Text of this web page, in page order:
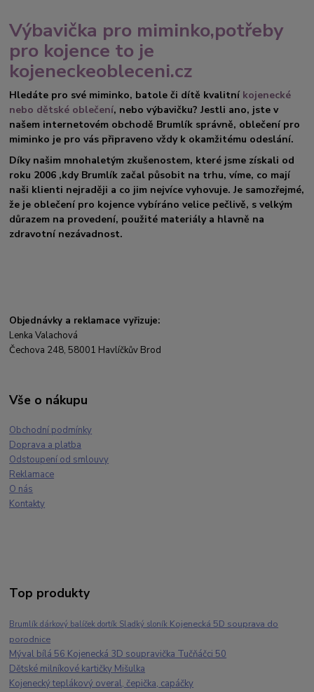
Výbavička pro miminko,potřeby
pro kojence to je
kojeneckeobleceni.cz
Hledáte pro své miminko, batole či dítě kvalitní kojenecké
nebo dětské oblečení, nebo výbavičku? Jestli ano, jste v
našem internetovém obchodě Brumlík správně, oblečení pro
miminko je pro vás připraveno vždy k okamžitému odeslání.
Díky našim mnohaletým zkušenostem, které jsme získali od
roku 2006 ,kdy Brumlík začal působit na trhu, víme, co mají
naši klienti nejraději a co jim nejvíce vyhovuje. Je samozřejmé,
že je oblečení pro kojence vybíráno velice pečlivě, s velkým
důrazem na provedení, použité materiály a hlavně na
zdravotní nezávadnost.
Objednávky a reklamace vyřizuje:
Lenka Valachová
Čechova 248, 58001 Havlíčkův Brod
Vše o nákupu
Obchodní podmínky
Doprava a platba
Odstoupení od smlouvy
Reklamace
O nás
Kontakty
Top produkty
Brumlík dárkový balíček dortík Sladký sloník Kojenecká 5D souprava do
porodnice
Mýval bílá 56 Kojenecká 3D soupravička Tučňáčci 50
Dětské milníkové kartičky Mišulka
Kojenecký teplákový overal, čepička, capáčky